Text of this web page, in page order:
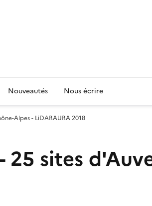
Nouveautés Nous écrire
Alpes - LiDARAURA 2018
25 sites